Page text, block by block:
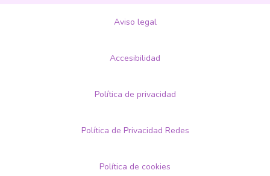
Aviso legal
Accesibilidad
Política de privacidad
Política de Privacidad Redes
Política de cookies